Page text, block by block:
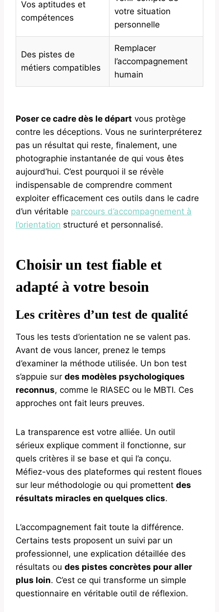
Vos aptitudes et
compétences
votre situation
personnelle
Des pistes de
métiers compatibles
Remplacer
l’accompagnement
humain
Poser ce cadre dès le départ vous protège
contre les déceptions. Vous ne surinterpréterez
pas un résultat qui reste, finalement, une
photographie instantanée de qui vous êtes
aujourd’hui. C’est pourquoi il se révèle
indispensable de comprendre comment
exploiter efficacement ces outils dans le cadre
d’un véritable parcours d’accompagnement à
l’orientation structuré et personnalisé.
Choisir un test fiable et
adapté à votre besoin
Les critères d’un test de qualité
Tous les tests d’orientation ne se valent pas.
Avant de vous lancer, prenez le temps
d’examiner la méthode utilisée. Un bon test
s’appuie sur des modèles psychologiques
reconnus, comme le RIASEC ou le MBTI. Ces
approches ont fait leurs preuves.
La transparence est votre alliée. Un outil
sérieux explique comment il fonctionne, sur
quels critères il se base et qui l’a conçu.
Méfiez-vous des plateformes qui restent floues
sur leur méthodologie ou qui promettent des
résultats miracles en quelques clics.
L’accompagnement fait toute la différence.
Certains tests proposent un suivi par un
professionnel, une explication détaillée des
résultats ou des pistes concrètes pour aller
plus loin. C’est ce qui transforme un simple
questionnaire en véritable outil de réflexion.